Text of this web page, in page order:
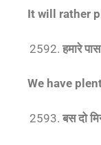
It will rather
हमारे
We have
बस दो